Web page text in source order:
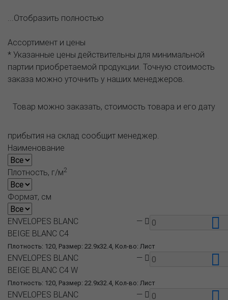
...Отобразить полностью
Ассортимент и цены
* Указанные цены действительны для минимальной
партии приобретаемой продукции. Точную стоимость
заказа можно уточнить у наших менеджеров.
Товар можно заказать, стоимость товара и его дату
прибытия на склад сообщит менеджер.
Наименование
Плотность, г/м2
Формат, см
Плотность: 120, Размер: 22.9x32.4, Кол-во: Лист
ENVELOPES BLANC
BEIGE BLANC C4
—
Плотность: 120, Размер: 22.9x32.4, Кол-во: Лист
ENVELOPES BLANC
BEIGE BLANC C4 W
—
ENVELOPES BLANC
—